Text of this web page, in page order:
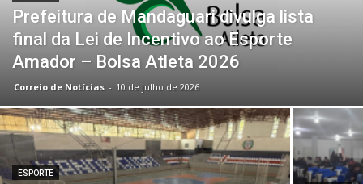
Prefeitura de Mandaguari divulga lista
final da Lei de Incentivo ao Esporte
Amador – Bolsa Atleta 2026
Correio de Notícias - 10 de julho de 2026
ESPORTE